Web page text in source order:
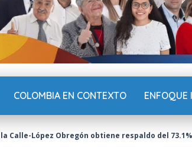
COLOMBIA EN CONTEXTO ENFOQUE
Calle-López Obregón obtiene respaldo del 73.1%